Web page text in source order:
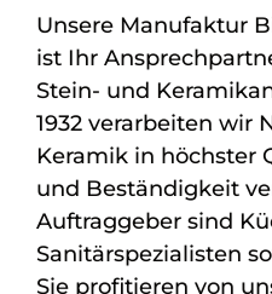
Unsere Manufaktur
ist Ihr
Stein- und
1932 verarbeiten wir
Keramik in höchster
und Beständigkeit
Auftraggeber sind
Sanitärspezialisten
Sie profitieren von